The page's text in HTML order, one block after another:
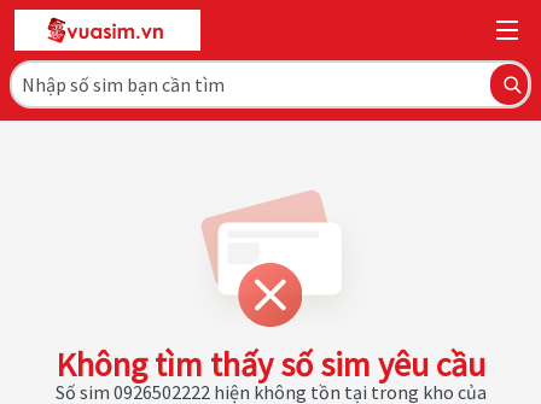
Không tìm thấy số sim yêu cầu
Số sim 0926502222 hiện không tồn tại trong kho của